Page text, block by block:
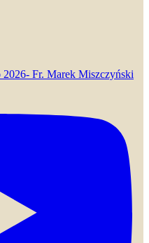
2026- Fr. Marek Miszczyński